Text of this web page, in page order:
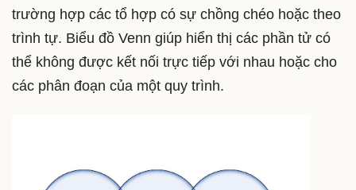
trường hợp các tổ hợp có sự chồng chéo hoặc theo
trình tự. Biểu đồ Venn giúp hiển thị các phần tử có
thể không được kết nối trực tiếp với nhau hoặc cho
các phân đoạn của một quy trình.